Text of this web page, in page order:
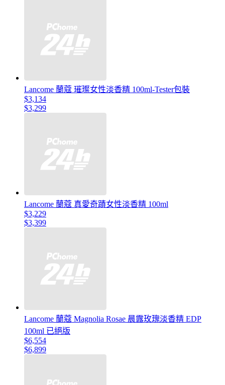
Lancome 蘭蔻 璀璨女性淡香精 100ml-Tester包裝
$3,134
$3,299
Lancome 蘭蔻 真愛奇蹟女性淡香精 100ml
$3,229
$3,399
Lancome 蘭蔻 Magnolia Rosae 晨露玫瑰淡香精 EDP
100ml 已絕版
$6,554
$6,899